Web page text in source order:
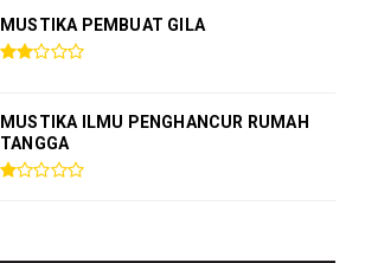
MUSTIKA PEMBUAT GILA
MUSTIKA ILMU PENGHANCUR RUMAH
TANGGA